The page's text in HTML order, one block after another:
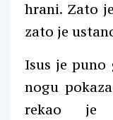
hrani. Zato
zato je
Isus je puno
nogu
rekao je